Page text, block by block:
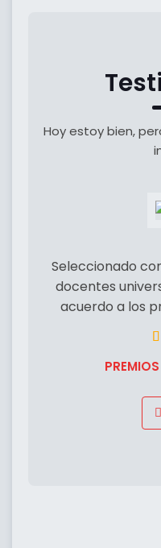
Hoy estoy bien,
Seleccionado
docentes
acuerdo a los
PREMIOS